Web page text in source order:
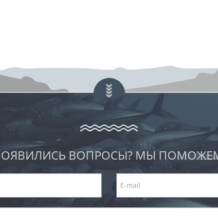
ВОПРОСЫ? МЫ